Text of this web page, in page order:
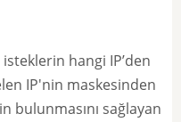
hangi IP’den
IP'nin maskesinden
bulunmasını sağlayan